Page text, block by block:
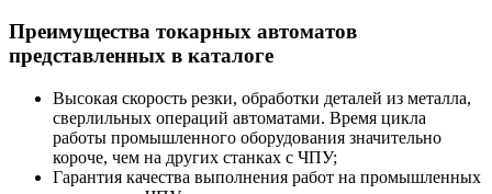
Преимущества токарных автоматов
представленных в каталоге
Высокая скорость резки, обработки деталей из металла,
сверлильных операций автоматами. Время цикла
работы промышленного оборудования значительно
короче, чем на других станках с ЧПУ;
Гарантия качества выполнения работ на промышленных